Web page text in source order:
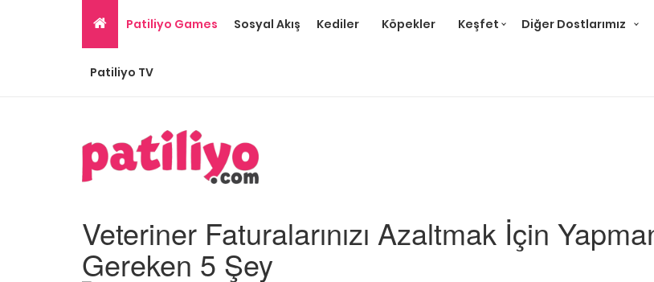
Patiliyo Games Sosyal Akış Kediler Köpekler Keşfet Diğer Dostlarımız
Patiliyo TV
Veteriner Faturalarınızı Azaltmak İçin
Gereken 5 Şey